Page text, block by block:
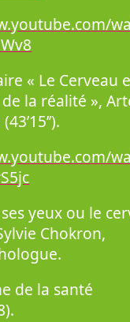
« Le Cerveau
la réalité »,
yeux ou le
Sylvie Chokron,
de la santé